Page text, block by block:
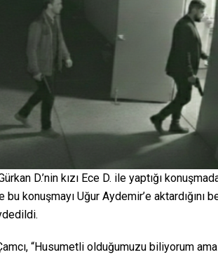
D.’nin kızı Ece D. ile yaptığı
konuşmayı Uğur Aydemir’e
“Husumetli olduğumuzu biliyorum